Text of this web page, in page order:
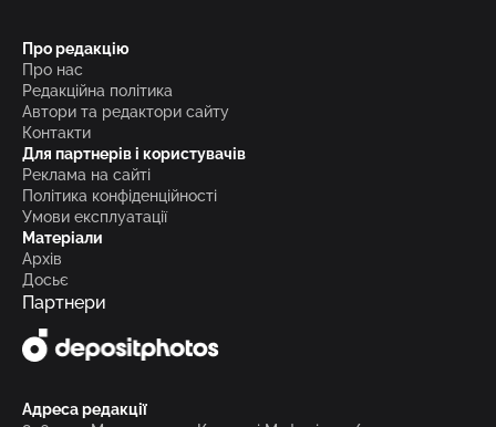
Про редакцію
Про нас
Редакційна політика
Автори та редактори сайту
Контакти
Для партнерів і користувачів
Реклама на сайті
Політика конфіденційності
Умови експлуатації
Матеріали
Архів
Досьє
Партнери
Адреса редакції